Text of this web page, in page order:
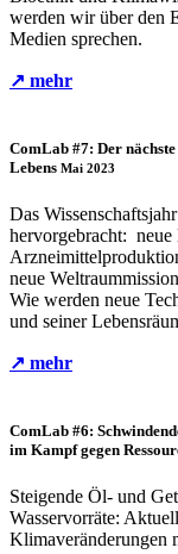
werden wir über den
Medien sprechen.
↗ mehr
ComLab #7: Der
Lebens Mai 2023
Das
hervorgebracht:
neue
Wie werden neue
und seiner
↗ mehr
ComLab #6:
im Kampf gegen
Steigende Öl- und
Wasservorräte:
Klimaveränderungen